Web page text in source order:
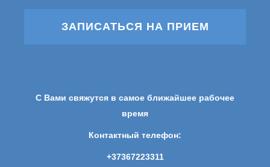
ЗАПИСАТЬСЯ НА ПРИЕМ
С Вами свяжутся в самое ближайшее рабочее
время
Контактный телефон:
+37367223311